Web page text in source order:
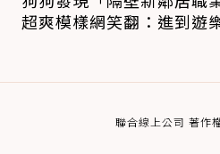
超爽模樣網笑翻：進到遊
聯合線上公司 著作